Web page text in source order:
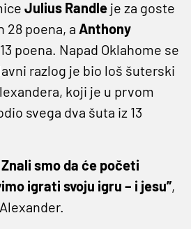
Julius Randle je za goste
28 poena, a Anthony
poena. Napad Oklahome se
razlog je bio loš šuterski
koji je u prvom
svega dva šuta iz 13
smo da će početi
igrati svoju igru – i jesu”,